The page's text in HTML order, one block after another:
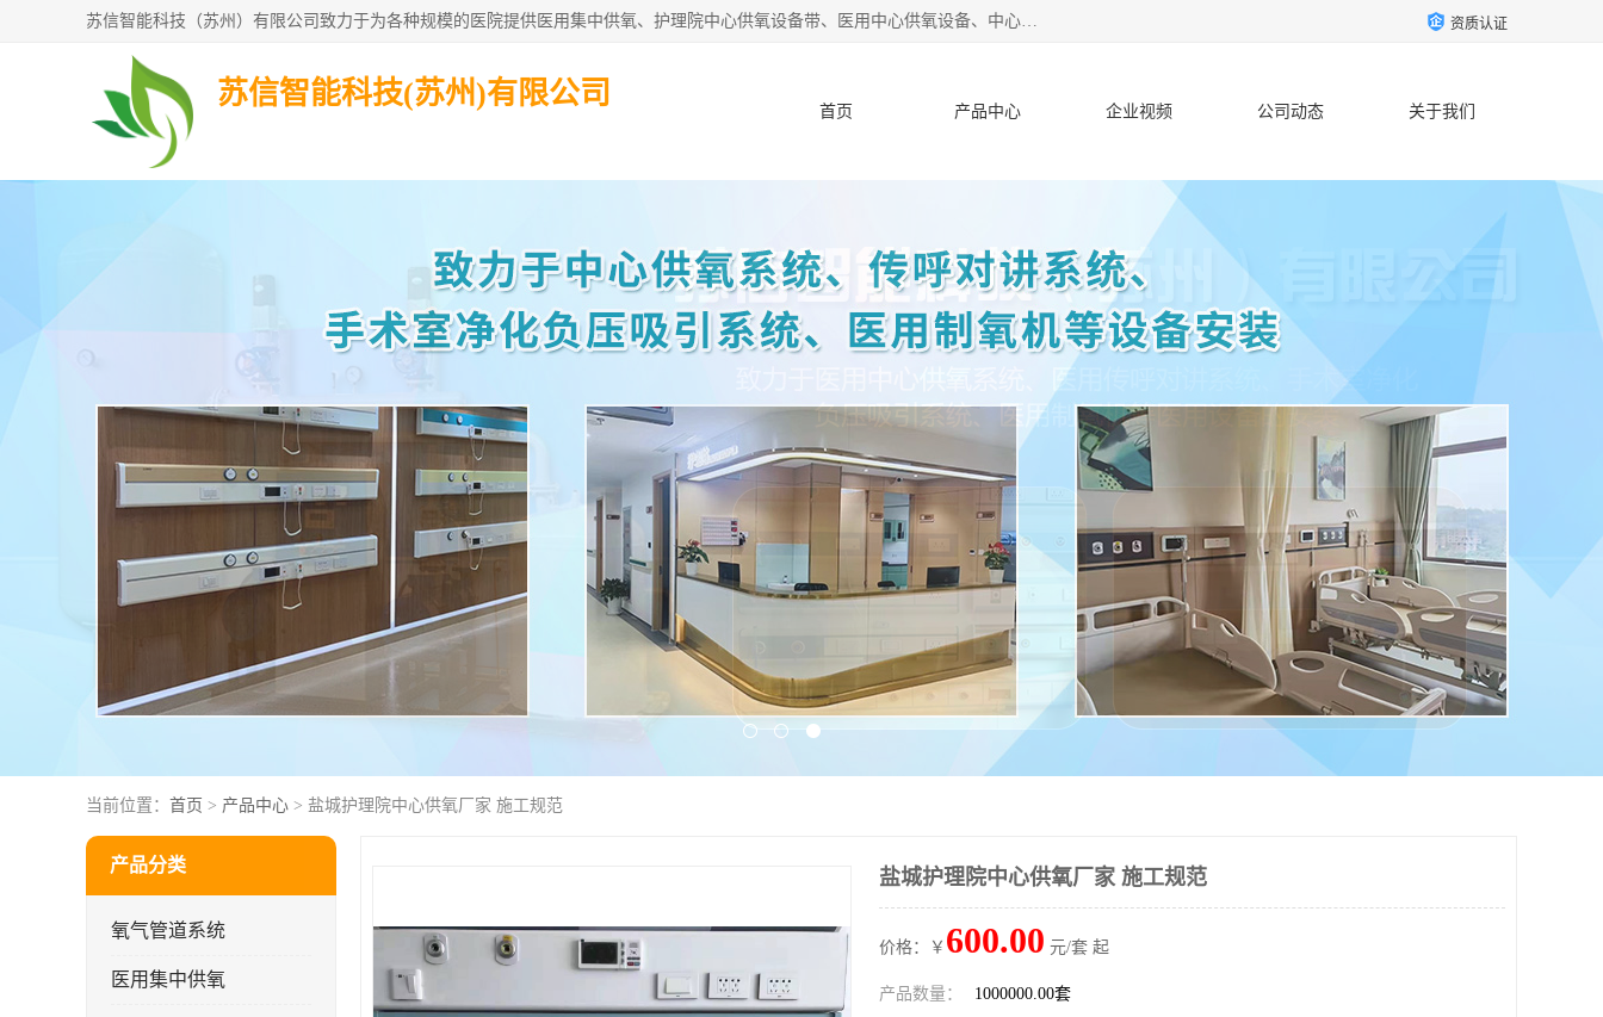
苏信智能科技（苏州）有限公司致力于为各种规模的医院提供医用集中供氧、护理院中心供氧设备带、医用中心供氧设备、中心供氧系统安装、医院中心供氧系统报价等“一条龙”服务。 资质认证
苏信智能科技(苏州)有限公司
首页 产品中心 企业视频 公司动态 关于我们
当前位置： 首页 > 产品中心 > 盐城护理院中心供氧厂家 施工规范
产品分类
氧气管道系统
医用集中供氧
盐城护理院中心供氧厂家 施工规范
价格：￥ 600.00 元/套 起
产品数量： 1000000.00套